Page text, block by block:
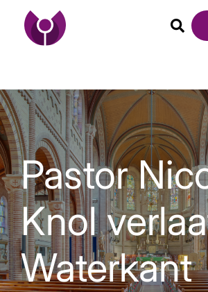
Pastor
Knol
Waterkant